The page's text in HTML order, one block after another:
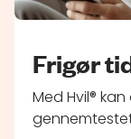
Frigør
Med Hvil®